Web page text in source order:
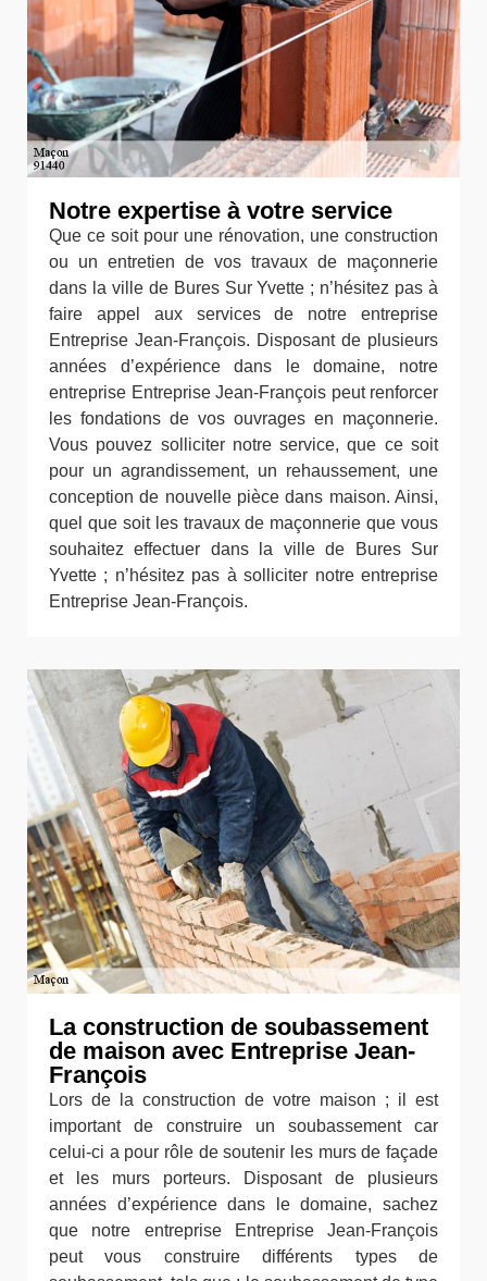
Notre expertise à votre service
Que ce soit pour une rénovation, une construction
ou un entretien de vos travaux de maçonnerie
dans la ville de Bures Sur Yvette ; n’hésitez pas à
faire appel aux services de notre entreprise
Entreprise Jean-François. Disposant de plusieurs
années d’expérience dans le domaine, notre
entreprise Entreprise Jean-François peut renforcer
les fondations de vos ouvrages en maçonnerie.
Vous pouvez solliciter notre service, que ce soit
pour un agrandissement, un rehaussement, une
conception de nouvelle pièce dans maison. Ainsi,
quel que soit les travaux de maçonnerie que vous
souhaitez effectuer dans la ville de Bures Sur
Yvette ; n’hésitez pas à solliciter notre entreprise
Entreprise Jean-François.
La construction de soubassement
de maison avec Entreprise Jean-
François
Lors de la construction de votre maison ; il est
important de construire un soubassement car
celui-ci a pour rôle de soutenir les murs de façade
et les murs porteurs. Disposant de plusieurs
années d’expérience dans le domaine, sachez
que notre entreprise Entreprise Jean-François
peut vous construire différents types de